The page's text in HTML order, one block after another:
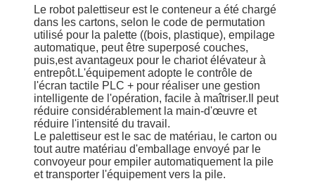
Le robot palettiseur est le conteneur a été chargé
dans les cartons, selon le code de permutation
utilisé pour la palette ((bois, plastique), empilage
automatique, peut être superposé couches,
puis,est avantageux pour le chariot élévateur à
entrepôt.L'équipement adopte le contrôle de
l'écran tactile PLC + pour réaliser une gestion
intelligente de l'opération, facile à maîtriser.Il peut
réduire considérablement la main-d'œuvre et
réduire l'intensité du travail.
Le palettiseur est le sac de matériau, le carton ou
tout autre matériau d'emballage envoyé par le
convoyeur pour empiler automatiquement la pile
et transporter l'équipement vers la pile.